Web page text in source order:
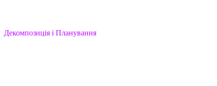
Декомпозиція і Планування